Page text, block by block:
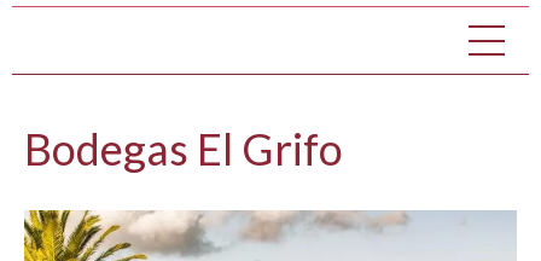
Bodegas El Grifo